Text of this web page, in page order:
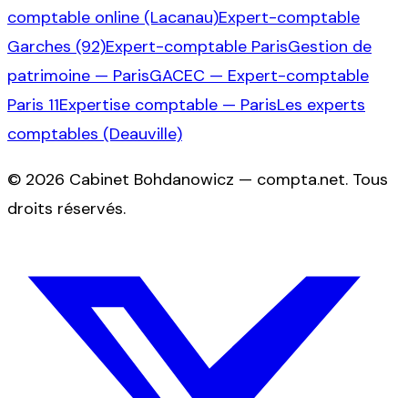
comptable online (Lacanau)Expert-comptable
Garches (92)Expert-comptable ParisGestion de
patrimoine — ParisGACEC — Expert-comptable
Paris 11Expertise comptable — ParisLes experts
comptables (Deauville)
© 2026 Cabinet Bohdanowicz — compta.net. Tous
droits réservés.